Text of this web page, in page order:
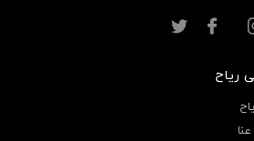
رياح